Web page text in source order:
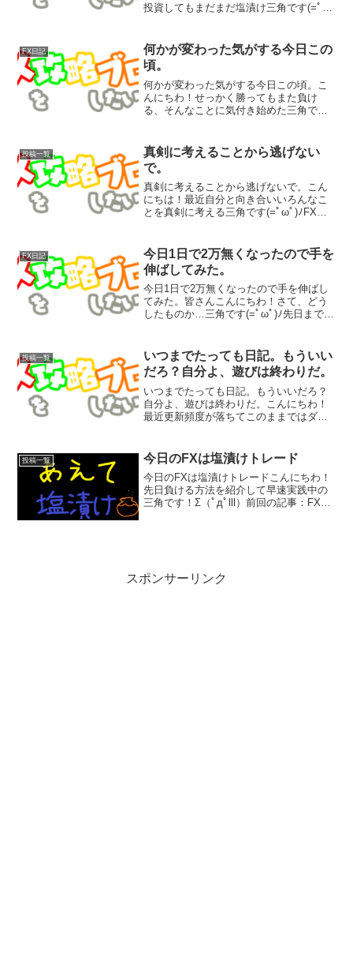
投資してもまだまだ塩漬け三角です(=ﾟ
いう話。前回のお話：今更だけど初めて
のアンケートサイト...
FX日記
何かが変わった気がする今日この
頃。
何かが変わった気がする今日この頃。こ
んにちわ！せっかく勝ってもまた負け
る、そんなことに気付き始めた三角です
われました。でも、今回何かが違いま
す。損小利大が少しで...
投稿一覧
真剣に考えることから逃げない
で。
真剣に考えることから逃げないで。こん
にちは！最近自分と向き合いいろんなこ
とを真剣に考える三角です(=ﾟωﾟ)ﾉFXや
べたり。今の自分は何してるの？考えた
い。飽きるまで考...
FX日記
今日1日で2万無くなったので手を
伸ばしてみた。
今日1日で2万無くなったので手を伸ばし
てみた。皆さんこんにちわ！さて、どう
したものか…三角です(=ﾟωﾟ)ﾉ先日まで調
もう殆どないではないか( ﾟДﾟ)変わったは
ずな...
投稿一覧
いつまでたっても日記。もういい
だろ？自分よ、遊びは終わりだ。
いつまでたっても日記。もういいだろ？
自分よ、遊びは終わりだ。こんにちわ！
最近更新頻度が落ちてこのままではダメ
はいけないと思っているのに、ある程度
書いて更新したらや...
投稿一覧 今日のFXは塩漬けトレード
今日のFXは塩漬けトレードこんにちわ！
先日負ける方法を紹介して早速実践中の
三角です！Σ（ﾟдﾟlll）前回の記事：FXで
スポンサーリンク